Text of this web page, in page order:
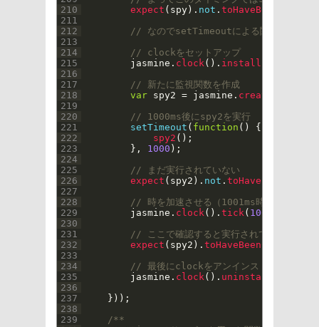
210
211
212
213
214
215
216
217
218
219
220
221
222
223
224
225
226
227
228
229
230
231
232
233
234
235
236
237
238
239
expect ( spy ) . not . toHaveBeenCalled
// なのでsetTimeoutによる関数実行の遅
// clockをセットアップ
jasmine . clock ( ) . install
// 新たに監視関数を作成
var spy2 = jasmine . createSpy
// 1000ms後にspy2を実行
setTimeout ( function ( )
{
spy2 ( ) ;
} , 1000 ) ;
// まだ実行されていない
expect ( spy2 ) . not . toHaveBeenCalled
// 時を加速させる（1001ms時間を進める
jasmine . clock ( ) . tick ( 1001
// ここで確認すると実行されている
expect ( spy2 ) . toHaveBeenCalled
// 最後にclockをアンインストールして完
jasmine . clock ( ) . uninstall
} ) ) ;
/**